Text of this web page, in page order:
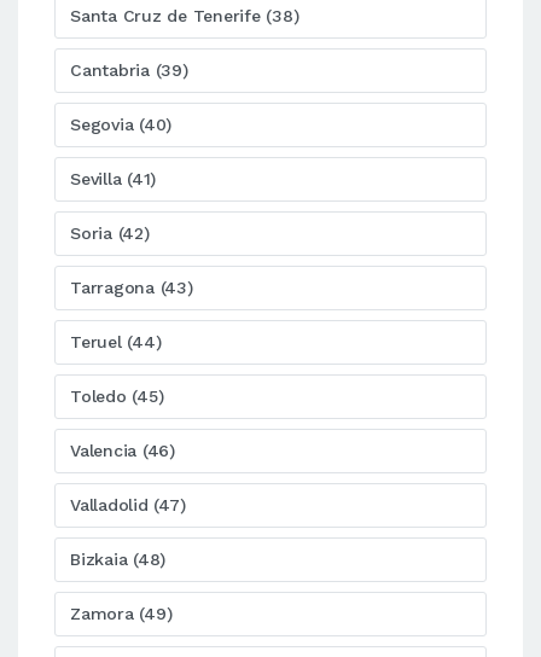
Santa Cruz de Tenerife (38)
Cantabria (39)
Segovia (40)
Sevilla (41)
Soria (42)
Tarragona (43)
Teruel (44)
Toledo (45)
Valencia (46)
Valladolid (47)
Bizkaia (48)
Zamora (49)